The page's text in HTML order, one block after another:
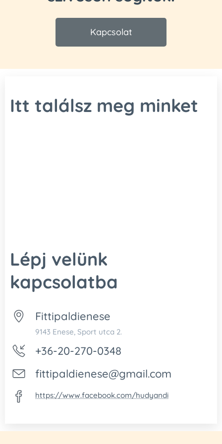
Kapcsolat
Itt találsz meg minket
Lépj velünk
kapcsolatba
Fittipaldienese
9143 Enese, Sport utca 2.
+36-20-270-0348
fittipaldienese@gmail.com
https://www.facebook.com/hudyandi